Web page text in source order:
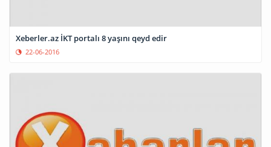
Xeberler.az İKT portalı 8 yaşını qeyd edir
22-06-2016